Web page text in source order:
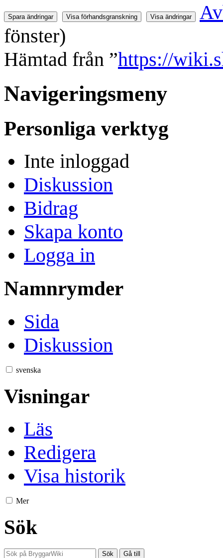
fönster)
Hämtad från ”https://
Navigeringsmeny
Personliga verktyg
Inte inloggad
Diskussion
Bidrag
Skapa konto
Logga in
Namnrymder
Sida
Diskussion
svenska
Visningar
Läs
Redigera
Visa historik
Mer
Sök